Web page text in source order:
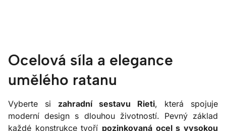
Ocelová síla a elegance
umělého ratanu
Vyberte si zahradní sestavu Rieti, která spojuje
moderní design s dlouhou životností. Pevný základ
každé konstrukce tvoří pozinkovaná ocel s vysokou